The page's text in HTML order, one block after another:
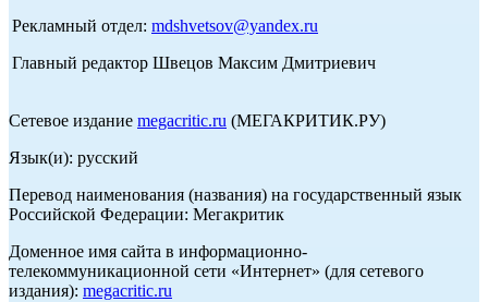
Рекламный отдел: mdshvetsov@yandex.ru
Главный редактор Швецов Максим Дмитриевич
Сетевое издание megacritic.ru (МЕГАКРИТИК.РУ)
Язык(и): русский
Перевод наименования (названия) на государственный язык
Российской Федерации: Мегакритик
Доменное имя сайта в информационно-
телекоммуникационной сети «Интернет» (для сетевого
издания): megacritic.ru